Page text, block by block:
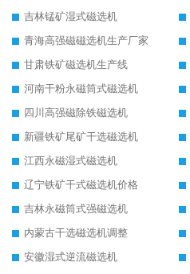
吉林锰矿湿式磁选机
青海高强磁磁选机生产厂家
甘肃铁矿磁选机生产线
河南干粉永磁筒式磁选机
四川高强磁除铁磁选机
新疆铁矿尾矿干选磁选机
江西永磁湿式磁选机
辽宁铁矿干式磁选机价格
吉林永磁筒式强磁选机
内蒙古干选磁选机调整
安徽湿式逆流磁选机